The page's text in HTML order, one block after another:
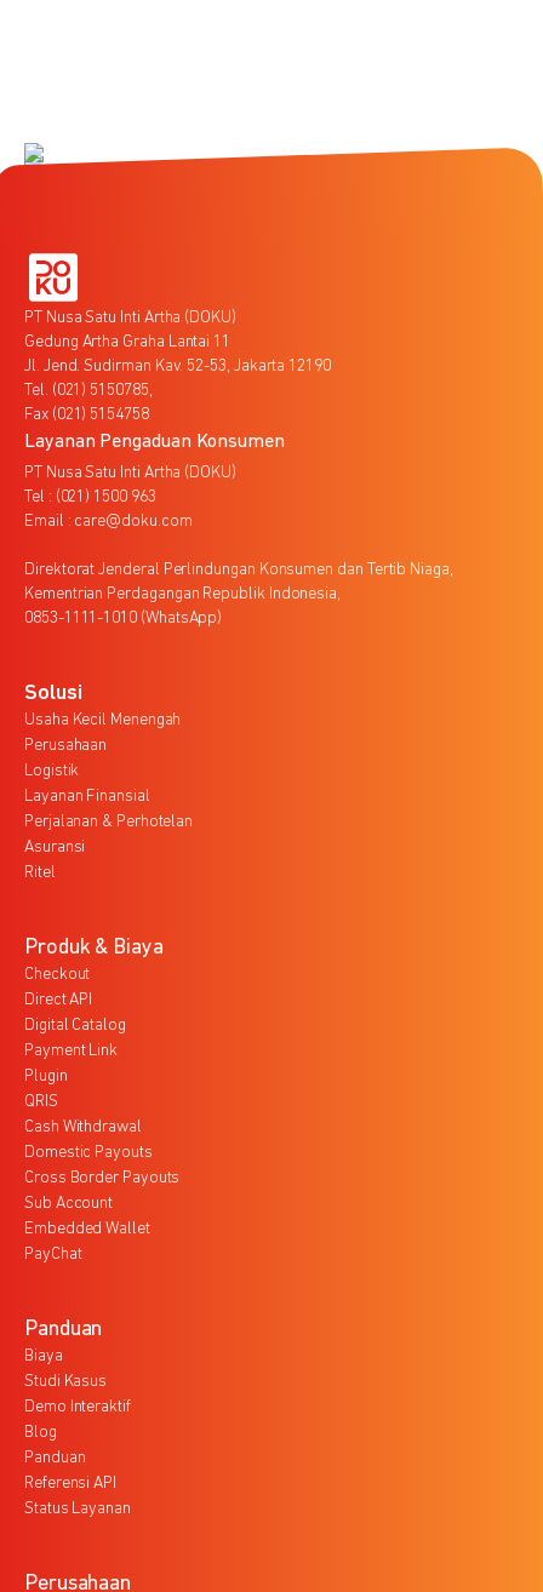
PT Nusa Satu Inti Artha (DOKU)
Gedung Artha Graha Lantai 11
Jl. Jend. Sudirman Kav. 52-53, Jakarta 12190
Tel. (021) 5150785,
Fax (021) 5154758
Layanan Pengaduan Konsumen
PT Nusa Satu Inti Artha (DOKU)
Tel : (021) 1500 963
Email : care@doku.com
Direktorat Jenderal Perlindungan Konsumen dan Tertib Niaga,
Kementrian Perdagangan Republik Indonesia,
0853-1111-1010 (WhatsApp)
Solusi
Usaha Kecil Menengah
Perusahaan
Logistik
Layanan Finansial
Perjalanan & Perhotelan
Asuransi
Ritel
Produk & Biaya
Checkout
Direct API
Digital Catalog
Payment Link
Plugin
QRIS
Cash Withdrawal
Domestic Payouts
Cross Border Payouts
Sub Account
Embedded Wallet
PayChat
Panduan
Biaya
Studi Kasus
Demo Interaktif
Blog
Panduan
Referensi API
Status Layanan
Perusahaan